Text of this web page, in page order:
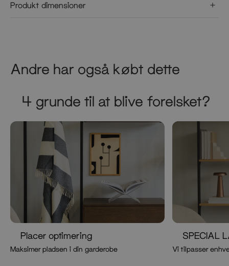
Produkt dimensioner
Andre har også købt dette
4 grunde til at blive forelsket?
Maksimer pladsen i din garderobe
Placer optimering
Vi tilpasser
SPECIAL